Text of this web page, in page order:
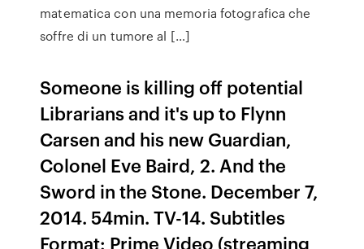
matematica con una memoria fotografica che
soffre di un tumore al […]
Someone is killing off potential
Librarians and it's up to Flynn
Carsen and his new Guardian,
Colonel Eve Baird, 2. And the
Sword in the Stone. December 7,
2014. 54min. TV-14. Subtitles
Format: Prime Video (streaming